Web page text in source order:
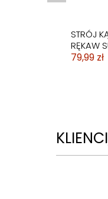
STRÓJ
RĘKAW
79,99 zł